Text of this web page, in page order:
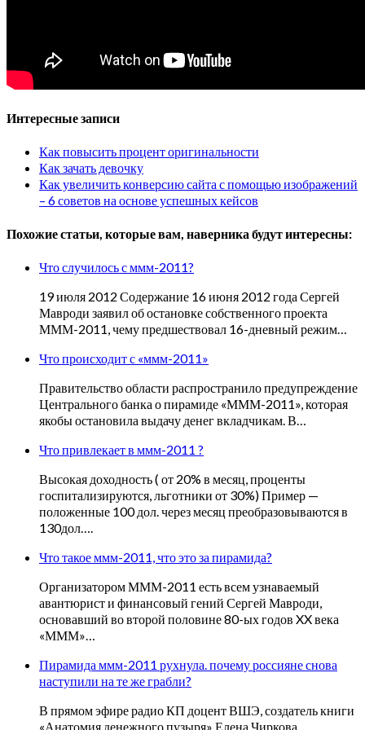
Интересные записи
Как повысить процент оригинальности
Как зачать девочку
Как увеличить конверсию сайта с помощью изображений
– 6 советов на основе успешных кейсов
Похожие статьи, которые вам, наверника будут интересны:
Что случилось с ммм-2011?
19 июля 2012 Содержание 16 июня 2012 года Сергей
Мавроди заявил об остановке собственного проекта
МММ-2011, чему предшествовал 16-дневный режим…
Что происходит с «ммм-2011»
Правительство области распространило предупреждение
Центрального банка о пирамиде «МММ-2011», которая
якобы остановила выдачу денег вкладчикам. В…
Что привлекает в ммм-2011 ?
Высокая доходность ( от 20% в месяц, проценты
госпитализируются, льготники от 30%) Пример —
положенные 100 дол. через месяц преобразовываются в
130дол….
Что такое ммм-2011, что это за пирамида?
Организатором МММ-2011 есть всем узнаваемый
авантюрист и финансовый гений Сергей Мавроди,
основавший во второй половине 80-ых годов XX века
«МММ»…
Пирамида ммм-2011 рухнула. почему россияне снова
наступили на те же грабли?
В прямом эфире радио КП доцент ВШЭ, создатель книги
«Анатомия денежного пузыря» Елена Чиркова.